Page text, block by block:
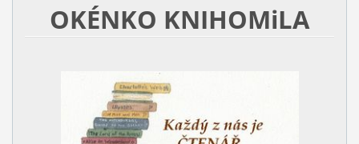
OKÉNKO KNIHOMiLA